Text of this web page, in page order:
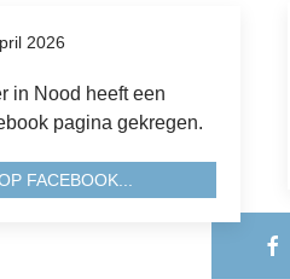
2026
in Nood heeft een
pagina gekregen.
FACEBOOK...